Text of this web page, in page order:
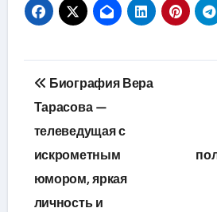
Навигация
по
записям
Биография Вера
Тарасова —
телеведущая с
искрометным
юмором, яркая
личность и